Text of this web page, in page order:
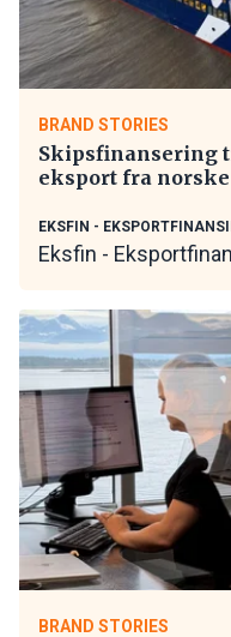
BRAND STORIES
Skipsfinansering
eksport fra
EKSFIN -
Eksfin -
BRAND STORIES